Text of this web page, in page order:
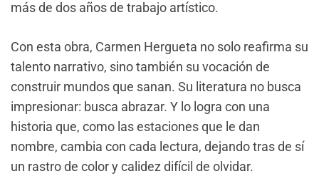
más de dos años de trabajo artístico.
Con esta obra, Carmen Hergueta no solo reafirma su
talento narrativo, sino también su vocación de
construir mundos que sanan. Su literatura no busca
impresionar: busca abrazar. Y lo logra con una
historia que, como las estaciones que le dan
nombre, cambia con cada lectura, dejando tras de sí
un rastro de color y calidez difícil de olvidar.